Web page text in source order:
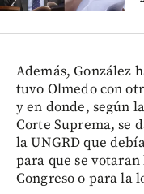
Además, González
tuvo Olmedo con
y en donde, según
Corte Suprema, se
la UNGRD que
para que se
Congreso o para la